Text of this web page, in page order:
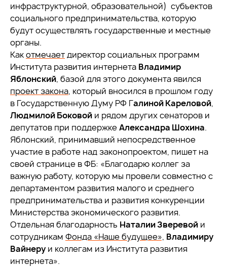
инфраструктурной, образовательной) субъектов
социального предпринимательства, которую
будут осуществлять государственные и местные
органы.
Какотмечаетдиректор социальных программ
Института развития интернета Владимир
Яблонский, базой для этого документа явился
проект закона, который вносился в прошлом году
в Государственную Думу РФ Галиной Кареловой,
Людмилой Боковой и рядом других сенаторов и
депутатов при поддержкеАлександра Шохина.
Яблонский, принимавший непосредственное
участие в работе над законопроектом, пишет на
своей странице в ФБ: «Благодарю коллег за
важную работу, которую мы провели совместно с
департаментом развития малого и среднего
предпринимательства и развития конкуренции
Министерства экономического развития.
Отдельная благодарность Наталии Зверевой и
сотрудникам Фонда «Наше будущее», Владимиру
Вайнеруи коллегам из Института развития
интернета».